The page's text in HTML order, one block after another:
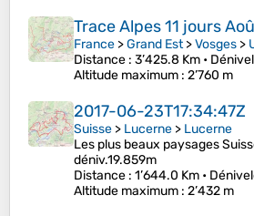
Trace Alpes 11 jours
France >Grand Est>Vosges >
Distance : 3’425.8 Km •
Altitude maximum : 2’760 m
2017-06-23T17:34:47Z
Suisse > Lucerne > Lucerne
Les plus beaux paysages
déniv.19.859m
Distance : 1’644.0 Km •
Altitude maximum : 2’432 m